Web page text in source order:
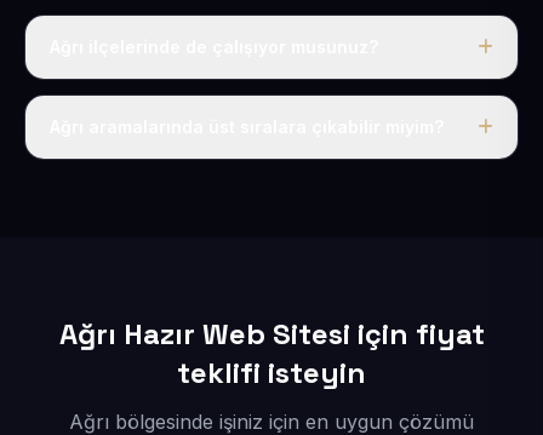
Ağrı dahil Türkiye’nin her yerinde geçerli yıllık tek
Elbette; Ağrı iline bağlı bütün ilçelere uzaktan ve
Ağrı Hazır Web Sitesi için fiyat
teklifi isteyin
Ağrı bölgesinde işiniz için en uygun çözümü